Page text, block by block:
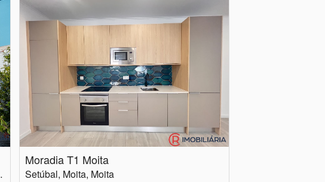
Moradia T1 Moita
Setúbal, Moita, Moita